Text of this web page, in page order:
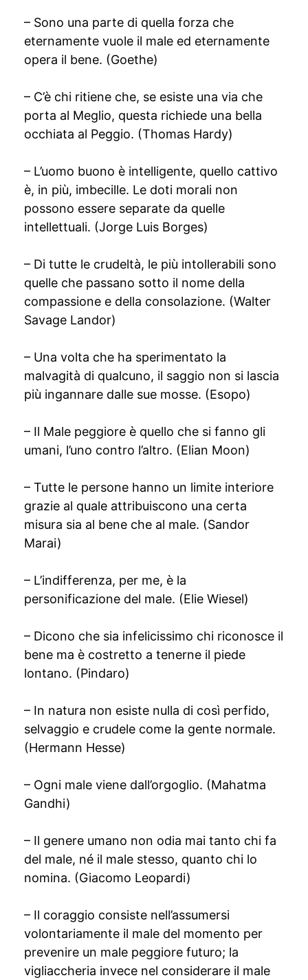
– Sono una parte di quella forza che
eternamente vuole il male ed eternamente
opera il bene. (Goethe)
– C’è chi ritiene che, se esiste una via che
porta al Meglio, questa richiede una bella
occhiata al Peggio. (Thomas Hardy)
– L’uomo buono è intelligente, quello cattivo
è, in più, imbecille. Le doti morali non
possono essere separate da quelle
intellettuali. (Jorge Luis Borges)
– Di tutte le crudeltà, le più intollerabili sono
quelle che passano sotto il nome della
compassione e della consolazione. (Walter
Savage Landor)
– Una volta che ha sperimentato la
malvagità di qualcuno, il saggio non si lascia
più ingannare dalle sue mosse. (Esopo)
– Il Male peggiore è quello che si fanno gli
umani, l’uno contro l’altro. (Elian Moon)
– Tutte le persone hanno un limite interiore
grazie al quale attribuiscono una certa
misura sia al bene che al male. (Sandor
Marai)
– L’indifferenza, per me, è la
personificazione del male. (Elie Wiesel)
– Dicono che sia infelicissimo chi riconosce il
bene ma è costretto a tenerne il piede
lontano. (Pindaro)
– In natura non esiste nulla di così perfido,
selvaggio e crudele come la gente normale.
(Hermann Hesse)
– Ogni male viene dall’orgoglio. (Mahatma
Gandhi)
– Il genere umano non odia mai tanto chi fa
del male, né il male stesso, quanto chi lo
nomina. (Giacomo Leopardi)
– Il coraggio consiste nell’assumersi
volontariamente il male del momento per
prevenire un male peggiore futuro; la
vigliaccheria invece nel considerare il male